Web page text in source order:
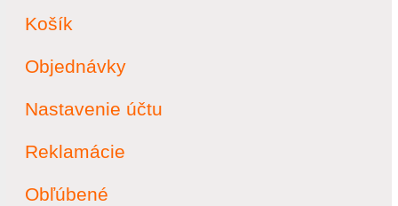
Košík
Objednávky
Nastavenie účtu
Reklamácie
Obľúbené